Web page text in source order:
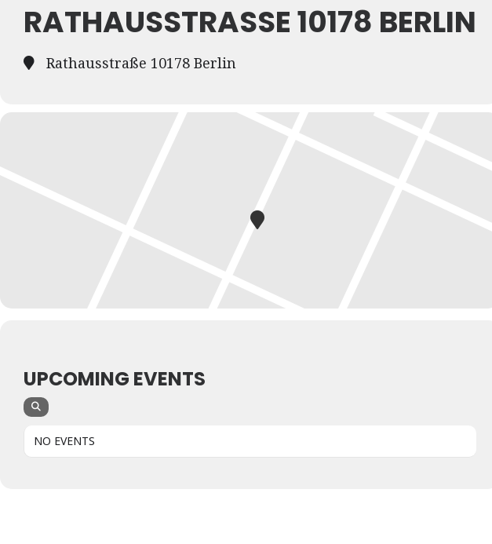
RATHAUSSTRASSE 10178 BERLIN
Rathausstraße 10178 Berlin
UPCOMING EVENTS
NO EVENTS